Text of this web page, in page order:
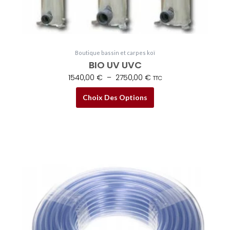
Boutique bassin et carpes koï
BIO UV UVC
1540,00 € – 2750,00 € TTC
Choix Des Options
sur
la
du